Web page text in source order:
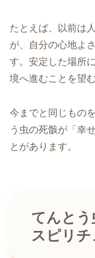
たとえば、以前は
が、自分の心地よ
す。安定した場所
境へ進むことを望
今までと同じもの
う虫の死骸が「幸
とがあります。
てんとう
スピリ